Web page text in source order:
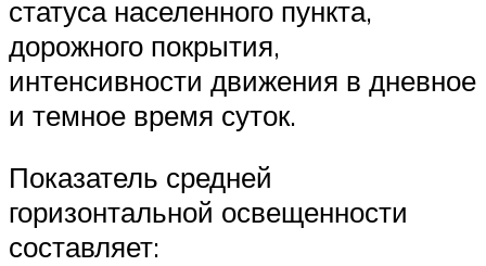
статуса населенного пункта,
дорожного покрытия,
интенсивности движения в дневное
и темное время суток.
Показатель средней
горизонтальной освещенности
составляет: